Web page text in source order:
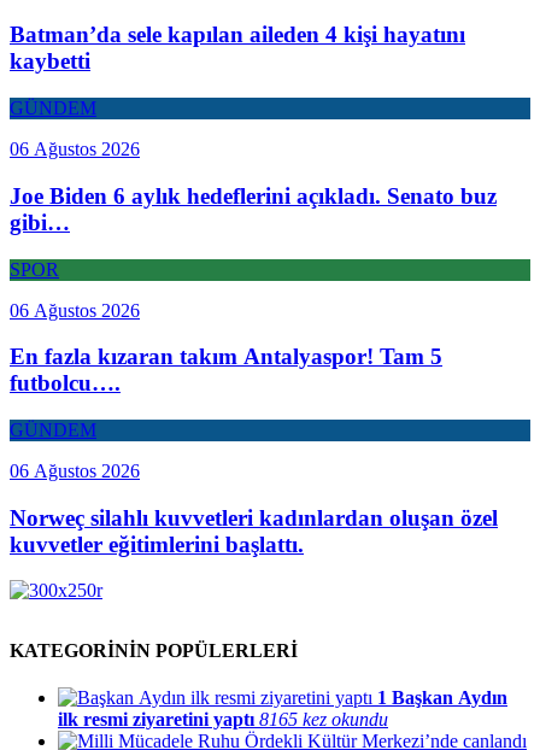
Batman’da sele kapılan aileden 4 kişi hayatını
kaybetti
GÜNDEM
06 Ağustos 2026
Joe Biden 6 aylık hedeflerini açıkladı. Senato buz
gibi…
SPOR
06 Ağustos 2026
En fazla kızaran takım Antalyaspor! Tam 5
futbolcu….
GÜNDEM
06 Ağustos 2026
Norweç silahlı kuvvetleri kadınlardan oluşan özel
kuvvetler eğitimlerini başlattı.
KATEGORİNİN POPÜLERLERİ
1 Başkan Aydın
ilk resmi ziyaretini yaptı 8165 kez okundu